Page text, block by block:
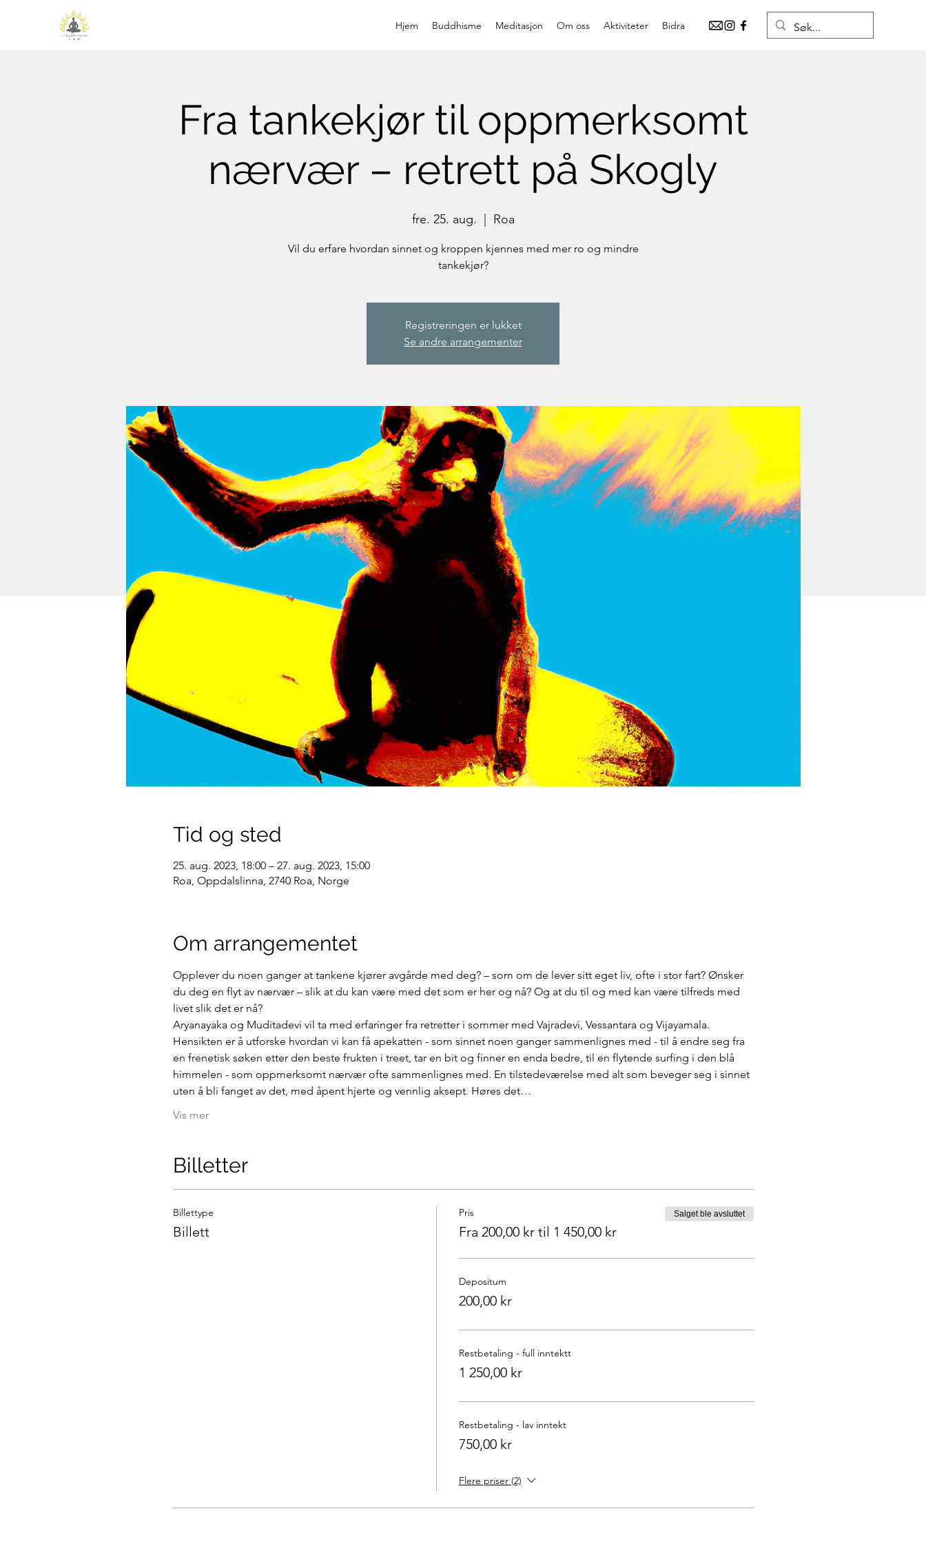
Hjem Buddhisme Meditasjon Om oss Aktiviteter Bidra
Fra tankekjør til oppmerksomt
nærvær – retrett på Skogly
fre. 25. aug. Roa
Vil du erfare hvordan sinnet og kroppen kjennes med mer ro og mindre
tankekjør?
Registreringen er lukket
Se andre arrangementer
Tid og sted
25. aug. 2023, 18:00 – 27. aug. 2023, 15:00
Roa, Oppdalslinna, 2740 Roa, Norge
Om arrangementet
Opplever du noen ganger at tankene kjører avgårde med deg? – som om de lever sitt eget liv, ofte i stor fart? Ønsker
du deg en flyt av nærvær – slik at du kan være med det som er her og nå? Og at du til og med kan være tilfreds med
livet slik det er nå?
Aryanayaka og Muditadevi vil ta med erfaringer fra retretter i sommer med Vajradevi, Vessantara og Vijayamala.
Hensikten er å utforske hvordan vi kan få apekatten - som sinnet noen ganger sammenlignes med - til å endre seg fra
en frenetisk søken etter den beste frukten i treet, tar en bit og finner en enda bedre, til en flytende surfing i den blå
himmelen - som oppmerksomt nærvær ofte sammenlignes med. En tilstedeværelse med alt som beveger seg i sinnet
uten å bli fanget av det, med åpent hjerte og vennlig aksept. Høres det…
Vis mer
Billetter
Billettype
Billett
Pris
Fra 200,00 kr til 1 450,00 kr
Salget ble avsluttet
Depositum
200,00 kr
Restbetaling - full inntektt
1 250,00 kr
Restbetaling - lav inntekt
750,00 kr
Flere priser (2)